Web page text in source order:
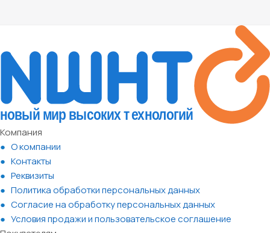
Компания
О компании
Контакты
Реквизиты
Политика обработки персональных данных
Согласие на обработку персональных данных
Условия продажи и пользовательское соглашение